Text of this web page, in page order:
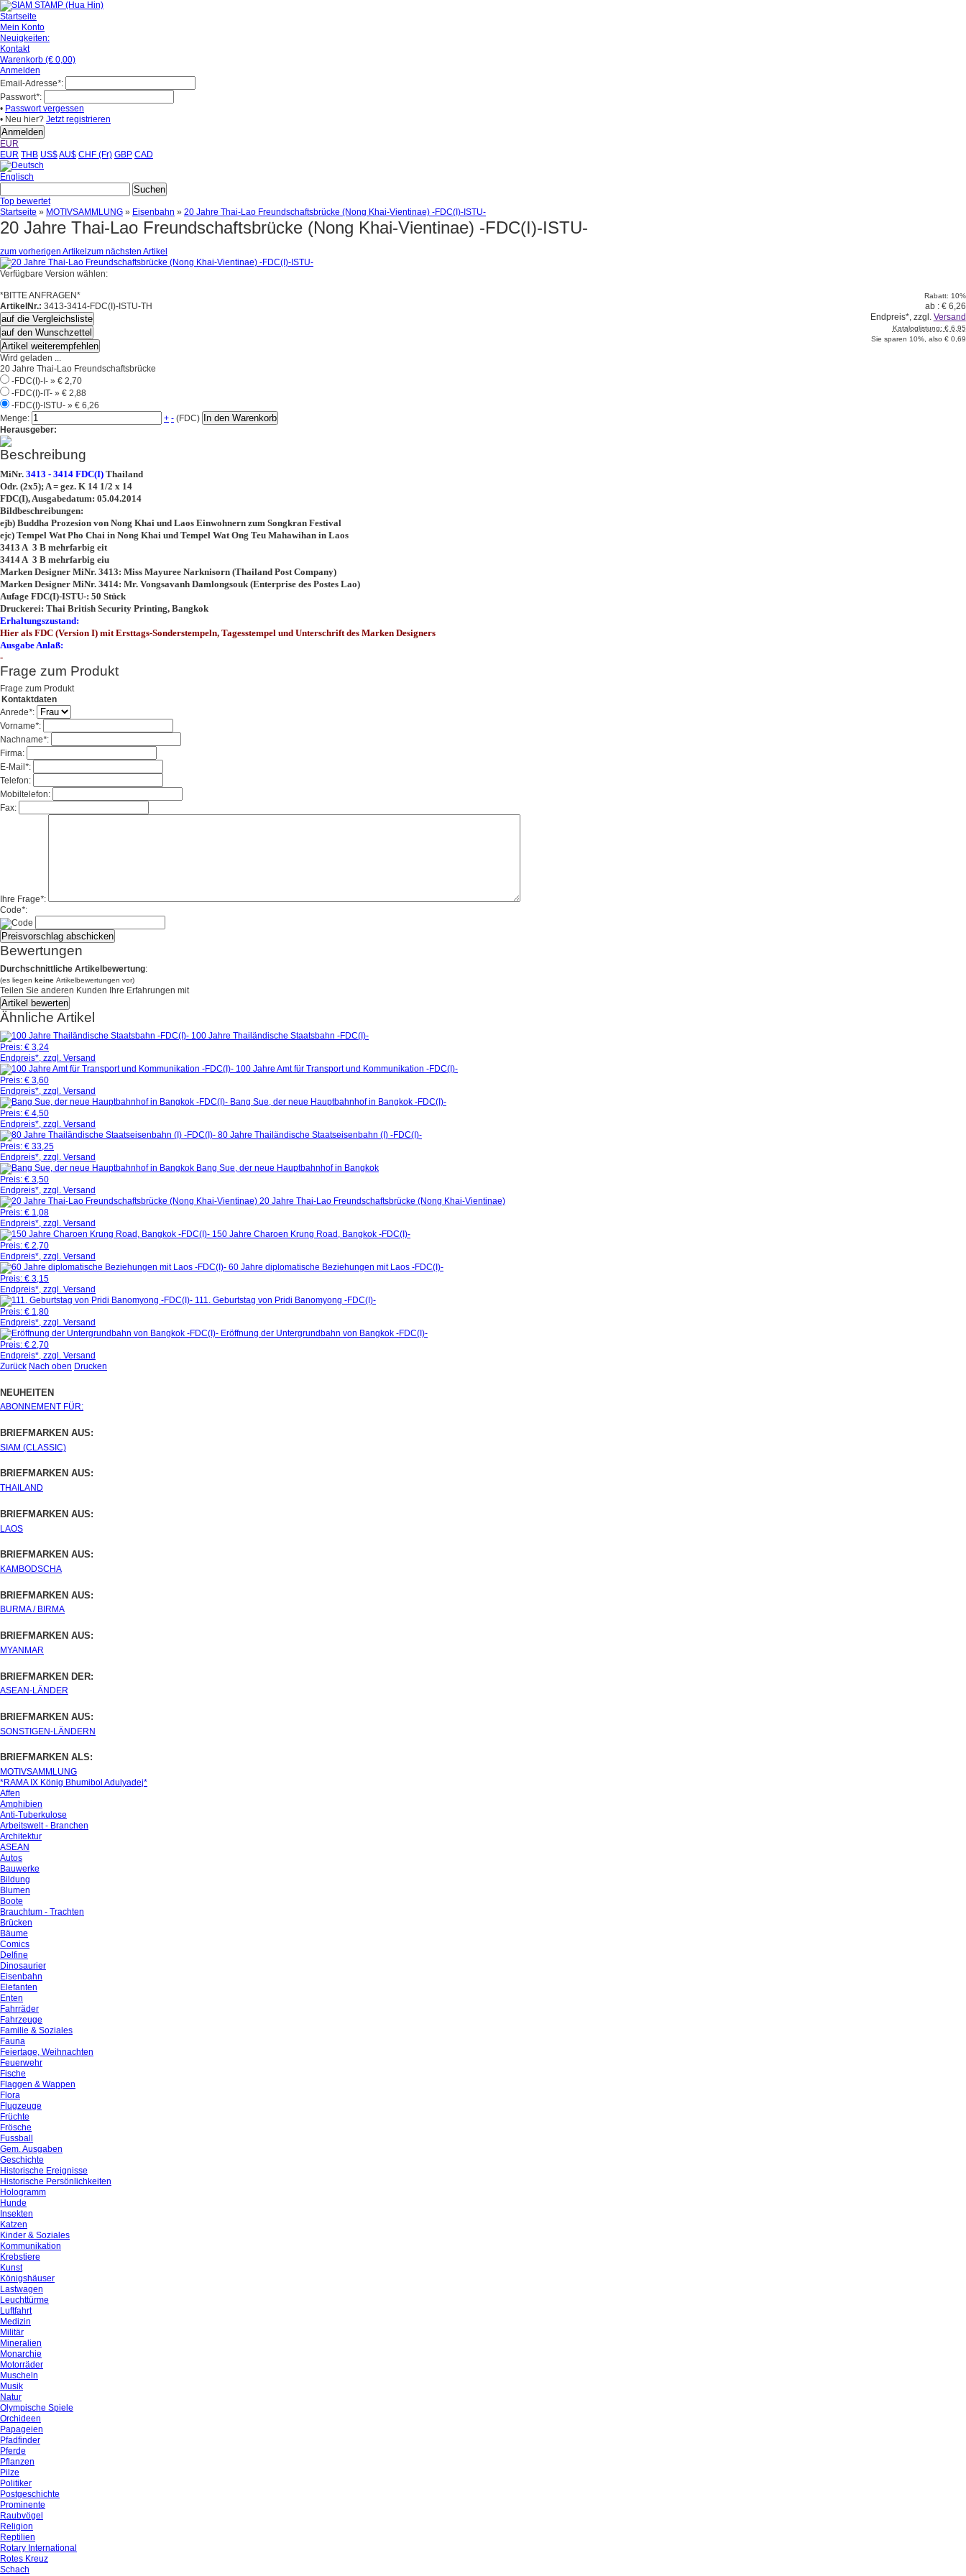
Startseite
Mein Konto
Neuigkeiten:
Kontakt
Warenkorb (€ 0,00)
Anmelden
Email-Adresse*:
Passwort*:
• Passwort vergessen
• Neu hier? Jetzt registrieren
EUR
EUR THB US$AU$ CHF (Fr) GBP CAD
Englisch
Top bewertet
Startseite » MOTIVSAMMLUNG » Eisenbahn » 20 Jahre Thai-Lao Freundschaftsbrücke (Nong Khai-Vientinae) -FDC(I)-ISTU-
20 Jahre Thai-Lao Freundschaftsbrücke (Nong Khai-Vientinae) -FDC(I)-ISTU-
zum vorherigen Artikel zum nächsten Artikel
Verfügbare Version wählen:
*BITTE ANFRAGEN*
ArtikelNr.: 3413-3414-FDC(I)-ISTU-TH
auf die Vergleichsliste
auf den Wunschzettel
Artikel weiterempfehlen
Rabatt: 10%
ab : € 6,26
Endpreis*, zzgl. Versand
Kataloglistung: € 6,95
Sie sparen 10%, also € 0,69
Wird geladen ...
20 Jahre Thai-Lao Freundschaftsbrücke
-FDC(I)-I- » € 2,70
-FDC(I)-IT- » € 2,88
-FDC(I)-ISTU- » € 6,26
Menge:
+ - (FDC) In den Warenkorb
Herausgeber:
Beschreibung
MiNr. 3413 - 3414 FDC(I) Thailand
Odr. (2x5); A = gez. K 14 1/2 x 14
FDC(I), Ausgabedatum: 05.04.2014
Bildbeschreibungen:
ejb) Buddha Prozesion von Nong Khai und Laos Einwohnern zum Songkran Festival
ejc) Tempel Wat Pho Chai in Nong Khai und Tempel Wat Ong Teu Mahawihan in Laos
3413 A 3 B mehrfarbig eit
3414 A 3 B mehrfarbig eiu
Marken Designer MiNr. 3413: Miss Mayuree Narknisorn (Thailand Post Company)
Marken Designer MiNr. 3414: Mr. Vongsavanh Damlongsouk (Enterprise des Postes Lao)
Aufage FDC(I)-ISTU-: 50 Stück
Druckerei: Thai British Security Printing, Bangkok
Erhaltungszustand:
Hier als FDC (Version I) mit Ersttags-Sonderstempeln, Tagesstempel und Unterschrift des Marken Designers
Ausgabe Anlaß:
-
Frage zum Produkt
Frage zum Produkt
Kontaktdaten
Anrede*:
Vorname*:
Nachname*:
Firma:
E-Mail *:
Telefon:
Mobiltelefon:
Fax:
Ihre Frage*:
Code*:
Bewertungen
Durchschnittliche Artikelbewertung:
(es liegen keine Artikelbewertungen vor)
Teilen Sie anderen Kunden Ihre Erfahrungen mit
Ähnliche Artikel
100 Jahre Thailändische Staatsbahn -FDC(I)-
Preis: € 3,24
Endpreis*, zzgl. Versand
100 Jahre Amt für Transport und Kommunikation -FDC(I)-
Preis: € 3,60
Endpreis*, zzgl. Versand
Bang Sue, der neue Hauptbahnhof in Bangkok -FDC(I)-
Preis: € 4,50
Endpreis*, zzgl. Versand
80 Jahre Thailändische Staatseisenbahn (I) -FDC(I)-
Preis: € 33,25
Endpreis*, zzgl. Versand
Bang Sue, der neue Hauptbahnhof in Bangkok
Preis: € 3,50
Endpreis*, zzgl. Versand
20 Jahre Thai-Lao Freundschaftsbrücke (Nong Khai-Vientinae)
Preis: € 1,08
Endpreis*, zzgl. Versand
150 Jahre Charoen Krung Road, Bangkok -FDC(I)-
Preis: € 2,70
Endpreis*, zzgl. Versand
60 Jahre diplomatische Beziehungen mit Laos -FDC(I)-
Preis: € 3,15
Endpreis*, zzgl. Versand
111. Geburtstag von Pridi Banomyong -FDC(I)-
Preis: € 1,80
Endpreis*, zzgl. Versand
Eröffnung der Untergrundbahn von Bangkok -FDC(I)-
Preis: € 2,70
Endpreis*, zzgl. Versand
Zurück Nach oben Drucken
NEUHEITEN
ABONNEMENT FÜR:
BRIEFMARKEN AUS:
SIAM (CLASSIC)
BRIEFMARKEN AUS:
THAILAND
BRIEFMARKEN AUS:
LAOS
BRIEFMARKEN AUS:
KAMBODSCHA
BRIEFMARKEN AUS:
BURMA / BIRMA
BRIEFMARKEN AUS:
MYANMAR
BRIEFMARKEN DER:
ASEAN-LÄNDER
BRIEFMARKEN AUS:
SONSTIGEN-LÄNDERN
BRIEFMARKEN ALS:
MOTIVSAMMLUNG
*RAMA IX König Bhumibol Adulyadej*
Affen
Amphibien
Anti-Tuberkulose
Arbeitswelt - Branchen
Architektur
ASEAN
Autos
Bauwerke
Bildung
Blumen
Boote
Brauchtum - Trachten
Brücken
Bäume
Comics
Delfine
Dinosaurier
Eisenbahn
Elefanten
Enten
Fahrräder
Fahrzeuge
Familie & Soziales
Fauna
Feiertage, Weihnachten
Feuerwehr
Fische
Flaggen & Wappen
Flora
Flugzeuge
Früchte
Frösche
Fussball
Gem. Ausgaben
Geschichte
Historische Ereignisse
Historische Persönlichkeiten
Hologramm
Hunde
Insekten
Katzen
Kinder & Soziales
Kommunikation
Krebstiere
Kunst
Königshäuser
Lastwagen
Leuchttürme
Luftfahrt
Medizin
Militär
Mineralien
Monarchie
Motorräder
Muscheln
Musik
Natur
Olympische Spiele
Orchideen
Papageien
Pfadfinder
Pferde
Pflanzen
Pilze
Politiker
Postgeschichte
Prominente
Raubvögel
Religion
Reptilien
Rotary International
Rotes Kreuz
Schach